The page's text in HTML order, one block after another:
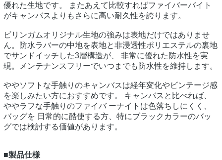
優れた生地です。 またあえて比較すればファイバーバイト
がキャンバスよりもさらに高い耐久性を誇ります。
ビリンガムオリジナル生地の強みは表地だけではありませ
ん。防水ラバーの中地を表地と非浸透性ポリエステルの裏地
でサンドイッチした3層構造が、 非常に優れた防水性を実
現。メンテナンスフリーでいつまでも防水性を維持します。
ややソフトな手触りのキャンバスは経年変化やビンテージ感
を楽しみたい方におすすめです。 キャンバスと比べれば、
ややラフな手触りのファイバ ーナイトは色落ちしにくく、
バッグを 日常的に酷使する方、特にブラックカラーのバッ
グでは検討する価値があります。
■製品仕様